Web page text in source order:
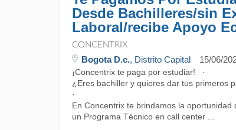
Desde Bachilleres/sin
Laboral/recibe Apoyo
CONCENTRIX
Bogota D.c., Distrito Capital 15/06/
¡Concentrix te paga por estudiar! ·
¿Eres bachiller y quieres dar tus primeros
·
En Concentrix te brindamos la
un Programa Técnico en call center ...